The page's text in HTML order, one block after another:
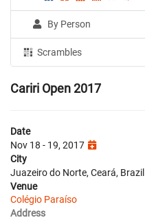
By Person
Scrambles
Cariri Open 2017
Date
Nov 18 - 19, 2017
City
Juazeiro do Norte, Ceará, Brazil
Venue
Colégio Paraíso
Address